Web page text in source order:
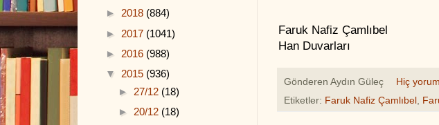
Faruk Nafiz Çamlıbel
Han Duvarları
Gönderen Aydın Güleç
Hiç
Etiketler: Faruk Nafiz Çamlıbel ,
► 2018 (884)
► 2017 (1041)
► 2016 (988)
▼ 2015 (936)
► 27/12 (18)
► 20/12 (18)